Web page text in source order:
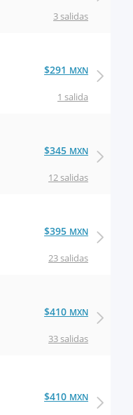
3 salidas
1 salida
$291 MXN
12 salidas
$345 MXN
23 salidas
$395 MXN
33 salidas
$410 MXN
$410 MXN